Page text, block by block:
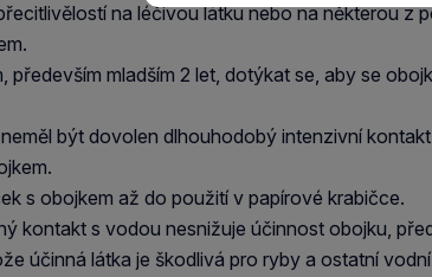
na léčivou látku nebo na některou z
především mladším 2 let, dotýkat se, aby se
být dovolen dlhouhodobý intenzivní
s obojkem až do použití v papírové krabičce.
kontakt s vodou nesnižuje účinnost obojku,
účinná látka je škodlivá pro ryby a ostatní